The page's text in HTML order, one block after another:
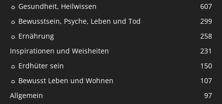
☼ Gesundheit, Heilwissen
607
☼ Bewusstsein, Psyche, Leben und Tod
299
☼ Ernährung
258
Inspirationen und Weisheiten
231
☼ Erdhüter sein
150
☼ Bewusst Leben und Wohnen
107
Allgemein
97